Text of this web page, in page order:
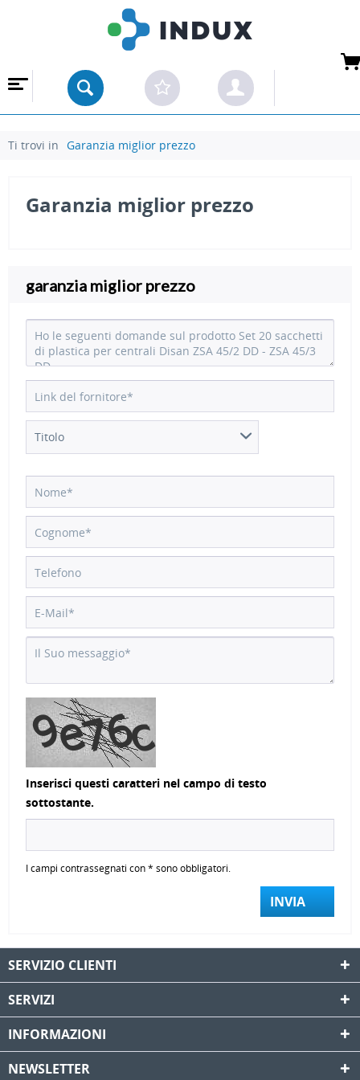
Ti trovi in Garanzia miglior prezzo
Garanzia miglior prezzo
garanzia miglior prezzo
Titolo
Inserisci questi caratteri nel campo di testo
sottostante.
I campi contrassegnati con * sono obbligatori.
INVIA
SERVIZIO CLIENTI
SERVIZI
INFORMAZIONI
NEWSLETTER